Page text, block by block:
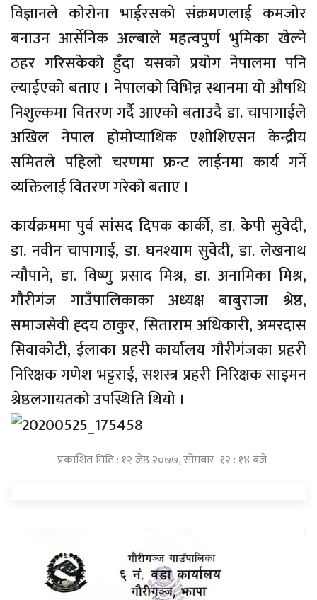
विज्ञानले काेराेना भाईरसकाे संक्रमणलाई कमजाेर
बनाउन आर्सेनिक अल्बाले महत्वपुर्ण भुमिका खेल्ने
ठहर गरिसकेकाे हुँदा यसकाे प्रयाेग नेपालमा पनि
ल्याईएकाे बताए । नेपालकाे विभिन्न स्थानमा याे औषधि
निशुल्कमा वितरण गर्दै आएकाे बताउदै डा. चापागाईंले
अखिल नेपाल हाेमाेप्याथिक एशाेशिएसन केन्द्रीय
समितले पहिलाे चरणमा फ्रन्ट लाईनमा कार्य गर्ने
व्यक्तिलाई वितरण गरेकाे बताए ।
कार्यक्रममा पुर्व सांसद दिपक कार्की, डा. केपी सुवेदी,
डा. नवीन चापागाईं, डा. घनश्याम सुवेदी, डा. लेखनाथ
न्याैपाने, डा. विष्णु प्रसाद मिश्र, डा. अनामिका मिश्र,
गाैरीगंज गाउँपालिकाका अध्यक्ष बाबुराजा श्रेष्ठ,
समाजसेवी ह्दय ठाकुर, सिताराम अधिकारी, अमरदास
सिवाकाेटी, ईलाका प्रहरी कार्यालय गाैरीगंजका प्रहरी
निरिक्षक गणेश भट्टराई, सशस्त्र प्रहरी निरिक्षक साइमन
श्रेष्ठलगायतकाे उपस्थिति थियाे ।
प्रकाशित मिति : १२ जेष्ठ २०७७, सोमबार १२ : १४ बजे